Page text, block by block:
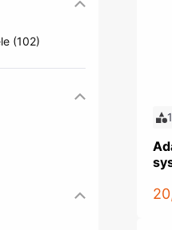
do šatních
Nábytkové
Trezory a
(102)